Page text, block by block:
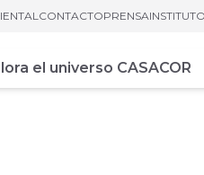
CONTACTOPRENSA
de busca
al menos tres caracteres